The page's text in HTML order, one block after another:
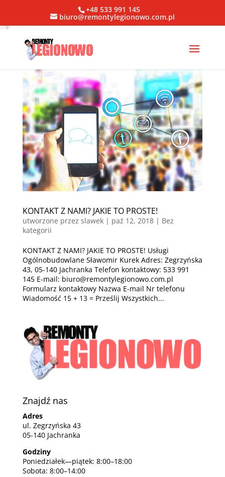
+48 533 991 145
biuro@remontylegionowo.com.pl
KONTAKT Z NAMI? JAKIE TO PROSTE!
utworzone przez slawek| paź 12, 2018| Bez
kategorii
KONTAKT Z NAMI? JAKIE TO PROSTE! Usługi
Ogólnobudowlane Sławomir Kurek Adres: Zegrzyńska
43, 05-140 Jachranka Telefon kontaktowy: 533 991
145 E-mail: biuro@remontylegionowo.com.pl
Formularz kontaktowy Nazwa E-mail Nr telefonu
Wiadomość 15 + 13 = Prześlij Wszystkich...
Znajdź nas
Adres
ul. Zegrzyńska 43
05-140 Jachranka
Godziny
Poniedziałek—piątek: 8:00–18:00
Sobota: 8:00–14:00